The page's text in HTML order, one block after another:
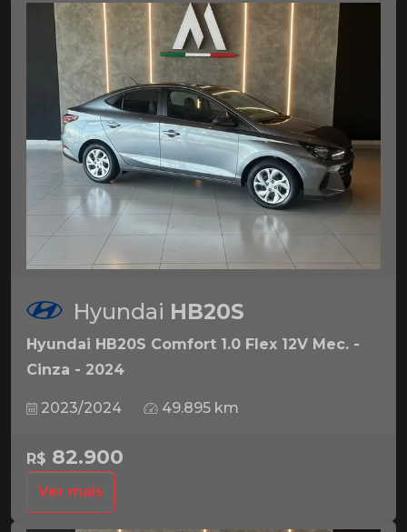
Hyundai HB20S
Hyundai HB20S Comfort 1.0 Flex 12V Mec. -
Cinza - 2024
2023/2024 49.895 km
R$ 82.900
Ver mais